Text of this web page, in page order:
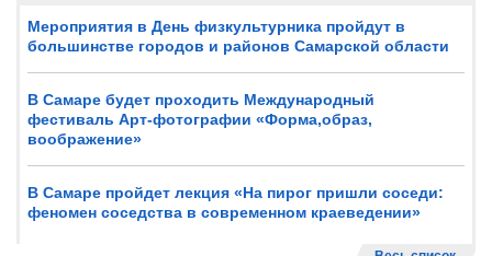
Мероприятия в День физкультурника пройдут в
большинстве городов и районов Самарской области
В Самаре будет проходить Международный
фестиваль Арт-фотографии «Форма,образ,
воображение»
В Самаре пройдет лекция «На пирог пришли соседи:
феномен соседства в современном краеведении»